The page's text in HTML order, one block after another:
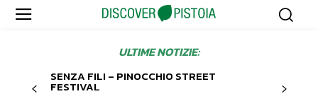
ULTIME NOTIZIE:
SENZA FILI – PINOCCHIO STREET
FESTIVAL